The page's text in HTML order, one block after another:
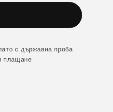
с държавна проба
плащане